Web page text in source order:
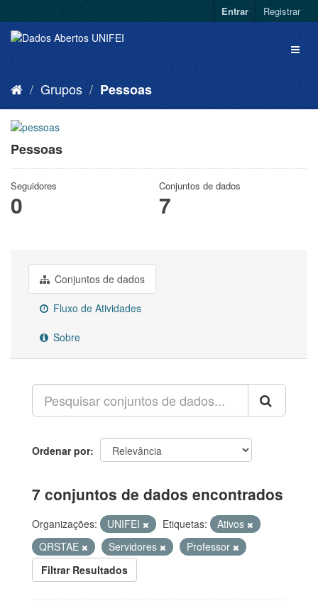
Entrar Registrar
Grupos Pessoas
Pessoas
Seguidores
0
Conjuntos de dados
7
Conjuntos de dados
Fluxo de Atividades
Sobre
Ordenar por
7 conjuntos de dados encontrados
Organizações: UNIFEI Etiquetas:
Ativos
QRSTAE
Servidores
Professor
Filtrar Resultados